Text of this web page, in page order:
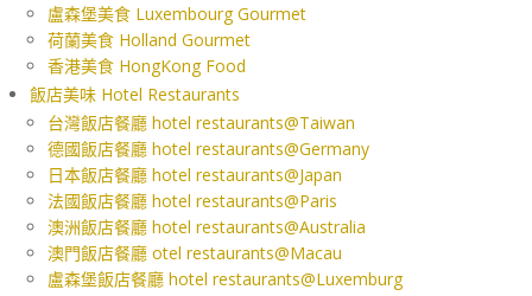
盧森堡美食 Luxembourg Gourmet
荷蘭美食 Holland Gourmet
香港美食 HongKong Food
飯店美味 Hotel Restaurants
台灣飯店餐廳 hotel restaurants@Taiwan
德國飯店餐廳 hotel restaurants@Germany
日本飯店餐廳 hotel restaurants@Japan
法國飯店餐廳 hotel restaurants@Paris
澳洲飯店餐廳 hotel restaurants@Australia
澳門飯店餐廳 otel restaurants@Macau
盧森堡飯店餐廳 hotel restaurants@Luxemburg